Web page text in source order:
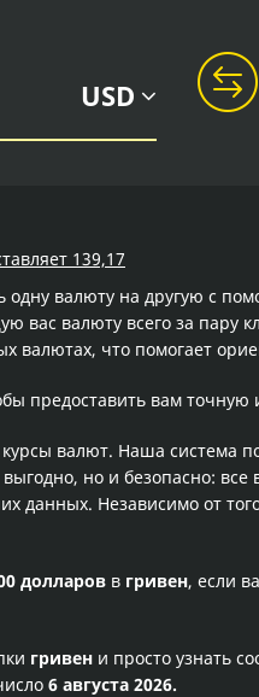
USD
139,17
валюту на другую с
вас валюту всего за пару
валютах, что помогает
предоставить вам
валют. Наша система
но и безопасно:
данных. Независимо от
долларов в гривен, если
гривен и просто узнать
6 августа 2026.